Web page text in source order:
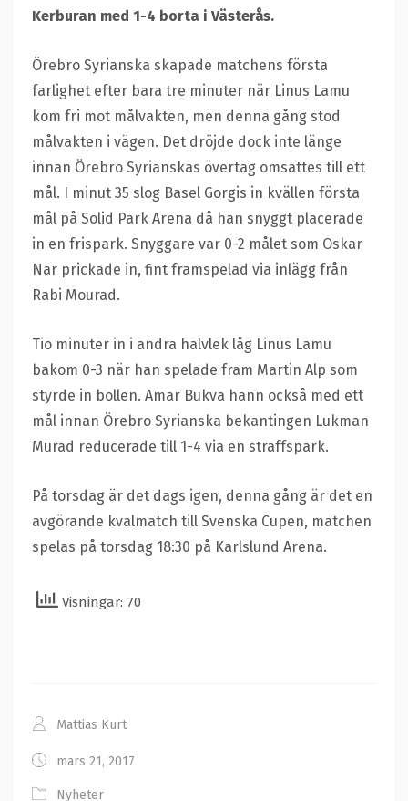
Kerburan med 1-4 borta i Västerås.
Örebro Syrianska skapade matchens första
farlighet efter bara tre minuter när Linus Lamu
kom fri mot målvakten, men denna gång stod
målvakten i vägen. Det dröjde dock inte länge
innan Örebro Syrianskas övertag omsattes till ett
mål. I minut 35 slog Basel Gorgis in kvällen första
mål på Solid Park Arena då han snyggt placerade
in en frispark. Snyggare var 0-2 målet som Oskar
Nar prickade in, fint framspelad via inlägg från
Rabi Mourad.
Tio minuter in i andra halvlek låg Linus Lamu
bakom 0-3 när han spelade fram Martin Alp som
styrde in bollen. Amar Bukva hann också med ett
mål innan Örebro Syrianska bekantingen Lukman
Murad reducerade till 1-4 via en straffspark.
På torsdag är det dags igen, denna gång är det en
avgörande kvalmatch till Svenska Cupen, matchen
spelas på torsdag 18:30 på Karlslund Arena.
Visningar: 70
Mattias Kurt
mars 21, 2017
Nyheter